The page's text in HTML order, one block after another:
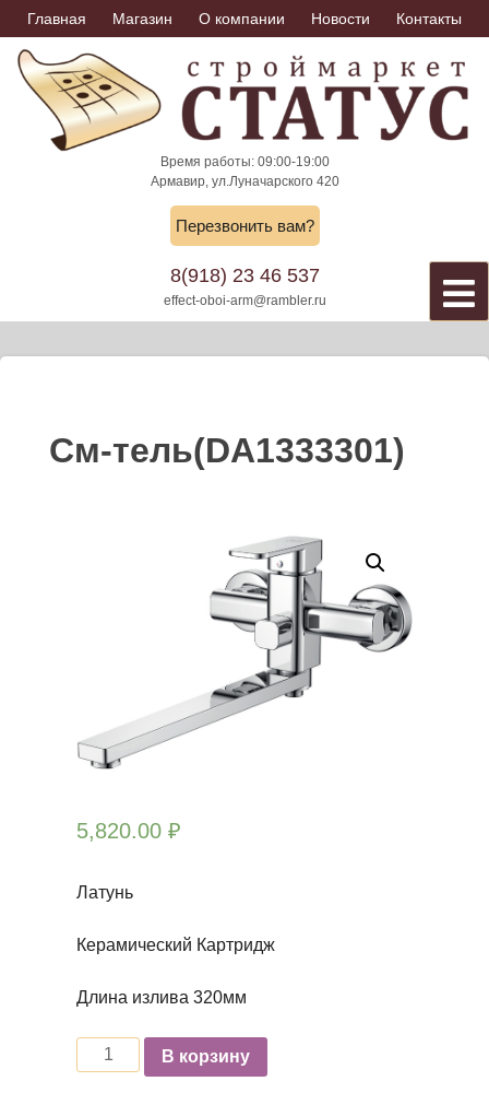
Skip
to
content
Главная Магазин О компании Новости Контакты
Время работы: 09:00-19:00
Армавир, ул.Луначарского 420
Перезвонить вам?
8(918) 23 46 537
effect-oboi-arm@rambler.ru
См-тель(DA1333301)
5,820.00 ₽
Латунь
Керамический Картридж
Длина излива 320мм
КоличествоВ корзину